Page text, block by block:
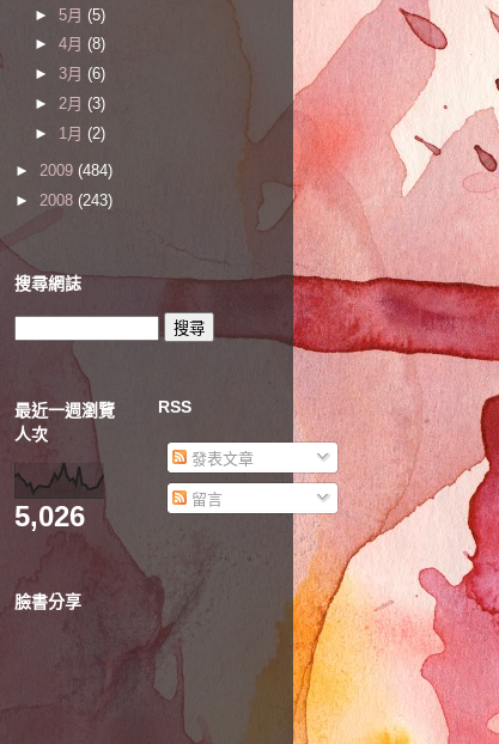
► 5月 (5)
► 4月 (8)
► 3月 (6)
► 2月 (3)
► 1月 (2)
► 2009 (484)
► 2008 (243)
搜尋網誌
最近一週瀏覽
人次
5,026
RSS
發表文章
留言
臉書分享